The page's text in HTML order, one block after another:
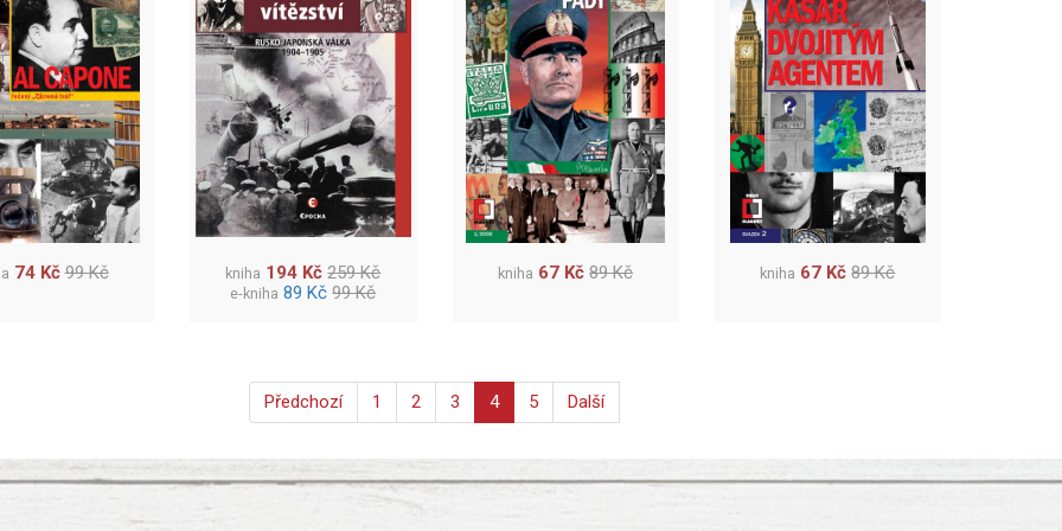
74 Kč 99 Kč kniha 194 Kč 259 Kč
e-kniha 89 Kč 99 Kč
kniha 67 Kč 89 Kč kniha 67 Kč 89 Kč
Předchozí 1 2 3 4 5 Další